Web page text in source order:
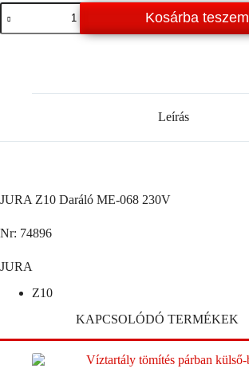
JURA
Z10
Daráló
Kosárba teszem
Leírás
JURA Z10 Daráló ME-068 230V
Nr: 74896
JURA
Z10
KAPCSOLÓDÓ TERMÉKEK